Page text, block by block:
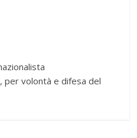
per volontà e difesa del